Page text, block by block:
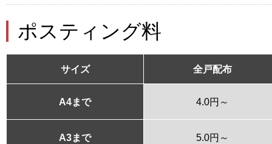
ポスティング料
サイズ 全戸配布
A4まで 4.0円～
A3まで 5.0円～